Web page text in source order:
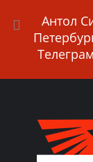
Антол